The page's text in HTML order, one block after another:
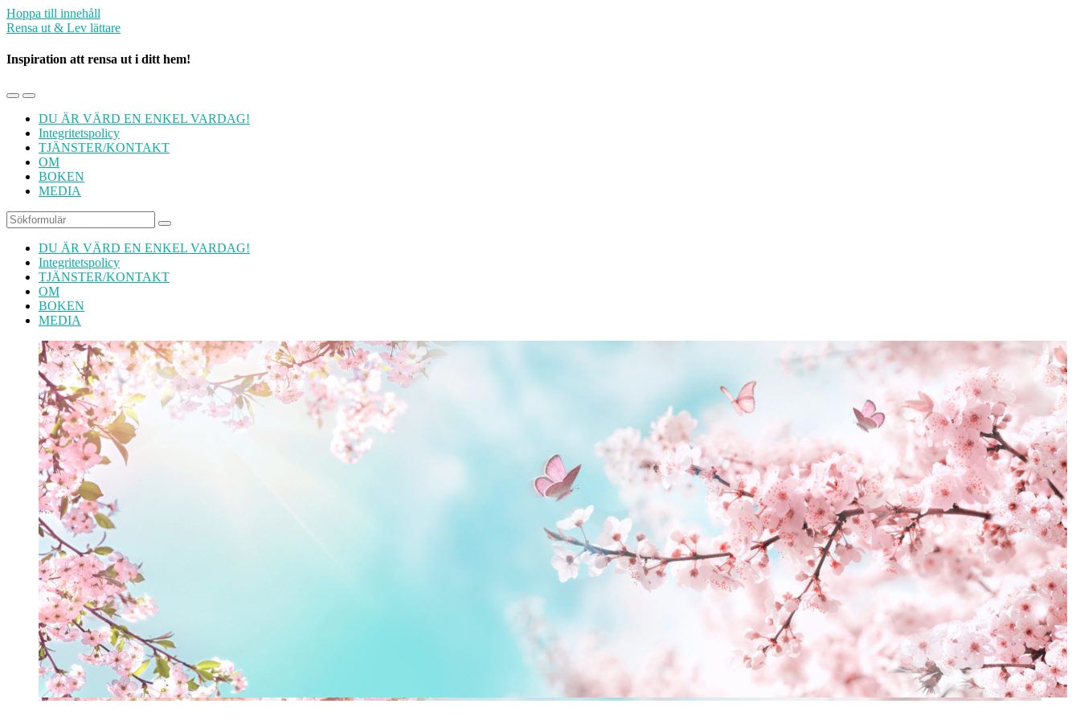
Hoppa till innehåll
Rensa ut & Lev lättare
Inspiration att rensa ut i ditt hem!
Slå
mobilmenyn
Slå
på/av
sökfältet
DU ÄR VÄRD EN ENKEL VARDAG!
Integritetspolicy
TJÄNSTER/KONTAKT
OM
BOKEN
MEDIA
Sök
DU ÄR VÄRD EN ENKEL VARDAG!
Integritetspolicy
TJÄNSTER/KONTAKT
OM
BOKEN
MEDIA